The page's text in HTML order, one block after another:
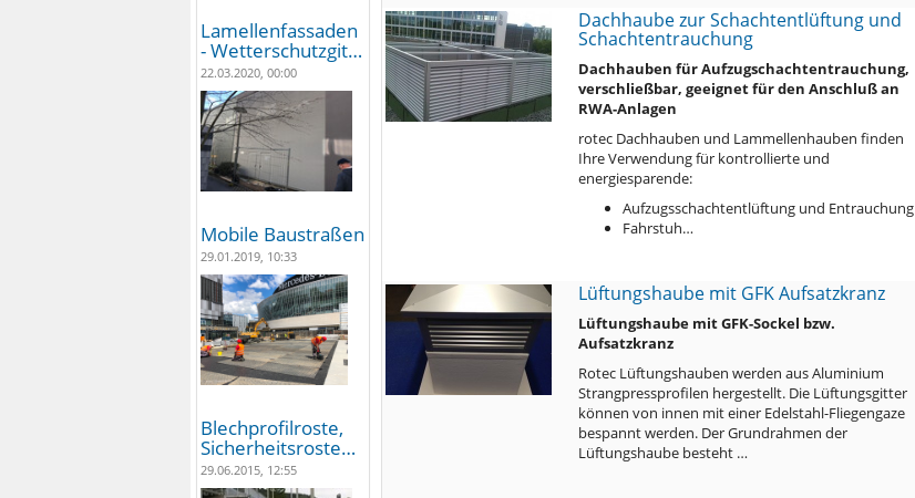
Lamellenfassaden
- Wetterschutzgit…
22.03.2020, 00:00
Mobile Baustraßen
29.01.2019, 10:33
Blechprofilroste,
Sicherheitsroste…
29.06.2015, 12:55
Dachhaube zur Schachtentlüftung und
Schachtentrauchung
Dachhauben für Aufzugschachtentrauchung,
verschließbar, geeignet für den Anschluß an
RWA-Anlagen
rotec Dachhauben und Lammellenhauben finden
Ihre Verwendung für kontrollierte und
energiesparende:
Aufzugsschachtentlüftung und Entrauchung
Fahrstuh…
Lüftungshaube mit GFK Aufsatzkranz
Lüftungshaube mit GFK-Sockel bzw.
Aufsatzkranz
Rotec Lüftungshauben werden aus Aluminium
Strangpressprofilen hergestellt. Die Lüftungsgitter
können von innen mit einer Edelstahl-Fliegengaze
bespannt werden. Der Grundrahmen der
Lüftungshaube besteht …